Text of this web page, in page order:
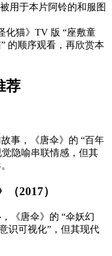
用于本片阿铃的和服图
化猫》TV 版 “座敷童
” 的顺序观看，再欣赏本
荐
事，《唐伞》的 “百年
隐喻串联情感，但其
2017）
《唐伞》的 “伞妖幻
识可视化”，但其现代